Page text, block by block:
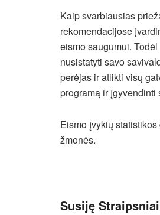
Kaip svarbiausias
rekomendacijose
eismo saugumui.
nusistatyti savo
perėjas ir atlikti visų
programą ir
Eismo įvykių
žmonės.
Susiję